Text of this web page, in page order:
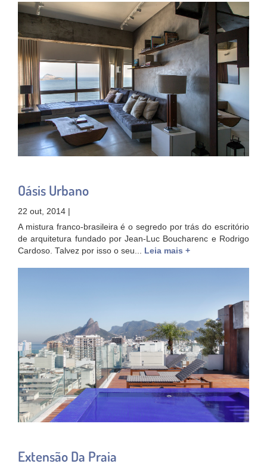
Oásis Urbano
22 out, 2014 |
A mistura franco-brasileira é o segredo por trás do escritório
de arquitetura fundado por Jean-Luc Boucharenc e Rodrigo
Cardoso. Talvez por isso o seu... Leia mais +
Extensão Da Praia